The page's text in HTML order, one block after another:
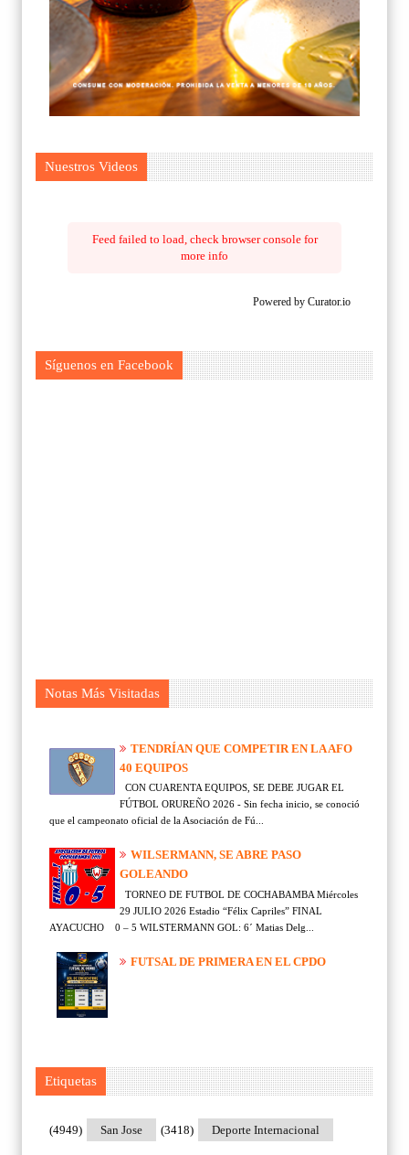
Nuestros Videos
Feed failed to load, check browser console for
more info
Powered by Curator.io
Síguenos en Facebook
Notas Más Visitadas
TENDRÍAN QUE COMPETIR EN LA AFO
40 EQUIPOS
CON CUARENTA EQUIPOS, SE DEBE JUGAR EL
FÚTBOL ORUREÑO 2026 - Sin fecha inicio, se conoció
que el campeonato oficial de la Asociación de Fú...
WILSERMANN, SE ABRE PASO
GOLEANDO
TORNEO DE FUTBOL DE COCHABAMBA Miércoles
29 JULIO 2026 Estadio “Félix Capriles” FINAL
AYACUCHO 0 – 5 WILSTERMANN GOL: 6´ Matias Delg...
FUTSAL DE PRIMERA EN EL CPDO
Etiquetas
San Jose
(4949) Deporte Internacional
(3418)